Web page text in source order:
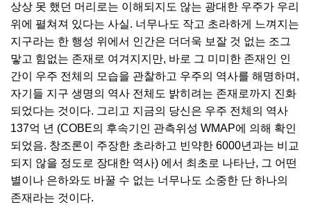
상상 못 했던 머리로는 이해되지도 않는 광대한 우주가 우리
위에 펼쳐져 있다는 사실. 너무나도 작고 초라하게 느껴지는
지구라는 한 행성 위에서 인간은 더더욱 보잘 것 없는 조그
맣고 힘없는 존재로 여겨지지만, 바로 그 미미한 존재인 인
간이 우주 전체의 모습을 관찰하고 우주의 역사를 해명하며,
자기들 지구 생명의 역사 전체도 밝히려는 존재로까지 진화
되었다는 것이다. 그리고 지금의 당신은 우주 전체의 역사
137억 년 (COBE의 후속기인 관측위성 WMAP에 의해 확인
되었음. 창조론이 주장한 초라하고 빈약한 6000년과는 비교
되지 않을 정도로 장대한 역사) 에서 최초로 나타난, 그 어떤
별이나 은하와도 바꿀 수 없는 너무나도 소중한 단 하나의
존재라는 것이다.